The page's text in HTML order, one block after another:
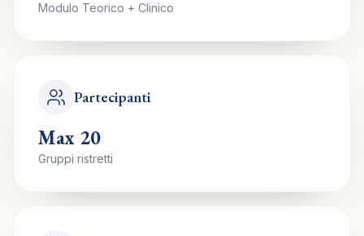
Modulo Teorico + Clinico
Partecipanti
Max 20
Gruppi ristretti